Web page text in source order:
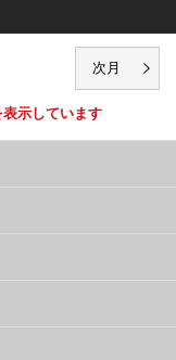
表示しています